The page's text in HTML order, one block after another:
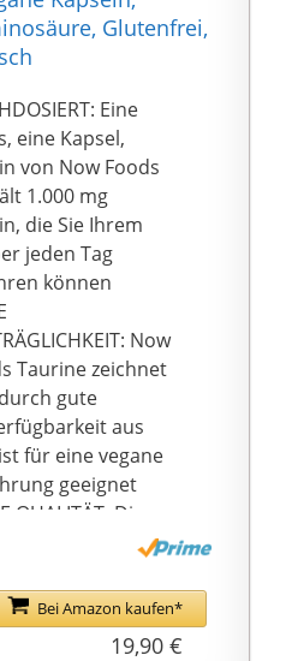
(GMO frei).
& IHRE
Das
umfasst
einem fairen
Leistungs-
Alle
werden aus
Premium
und
in
Betrieben
der EU
Sollten Sie
Produkt
benötigen,
Sie uns
Glutenfrei,
Eine
eine Kapsel,
von Now Foods
1.000 mg
die Sie Ihrem
jeden Tag
können
Now
Taurine zeichnet
gute
aus
für eine vegane
geeignet
QUALITÄT: Die
Kapseln von
Labors
und
Bei Amazon kaufen*
19,90 €